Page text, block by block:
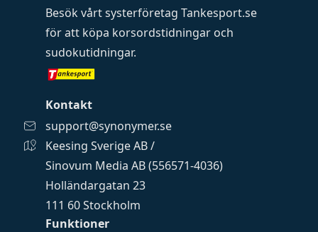
Funktioner
Besök vårt systerföretag Tankesport.se
för att köpa korsordstidningar och
sudokutidningar.
Kontakt
support@synonymer.se
Keesing Sverige AB /
Sinovum Media AB (556571-4036)
Holländargatan 23
111 60 Stockholm